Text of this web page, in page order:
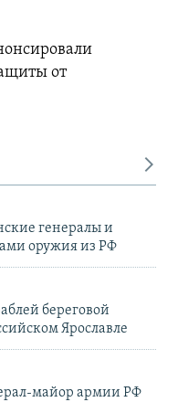
от
генералы и
оружия из РФ
береговой
Ярославле
майор армии РФ